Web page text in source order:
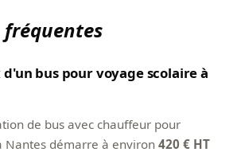
fréquentes
bus pour voyage scolaire à
de bus avec chauffeur pour
Nantes démarre à environ 420 € HT